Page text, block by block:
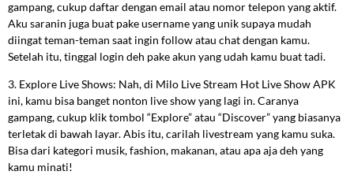
gampang, cukup daftar dengan email atau nomor telepon yang aktif.
Aku saranin juga buat pake username yang unik supaya mudah
diingat teman-teman saat ingin follow atau chat dengan kamu.
Setelah itu, tinggal login deh pake akun yang udah kamu buat tadi.
3. Explore Live Shows: Nah, di Milo Live Stream Hot Live Show APK
ini, kamu bisa banget nonton live show yang lagi in. Caranya
gampang, cukup klik tombol “Explore” atau “Discover” yang biasanya
terletak di bawah layar. Abis itu, carilah livestream yang kamu suka.
Bisa dari kategori musik, fashion, makanan, atau apa aja deh yang
kamu minati!